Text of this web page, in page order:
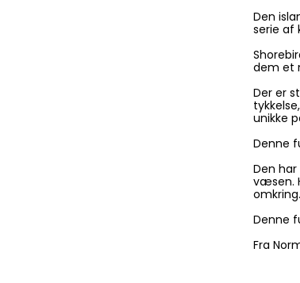
Den
serie af
dem et
Der er
unikke
Denne
Den
væsen.
omkring.
Denne
Fra